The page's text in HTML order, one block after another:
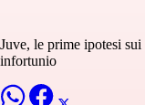
Juve, le prime ipotesi
infortunio